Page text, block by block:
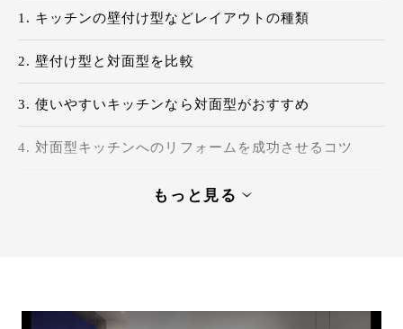
キッチンの壁付け型などレイアウトの種類
壁付け型と対面型を比較
使いやすいキッチンなら対面型がおすすめ
対面型キッチンへのリフォームを成功させるコツ
リフォームの流れ：壁付け型キッチンから対面キ
もっと見る